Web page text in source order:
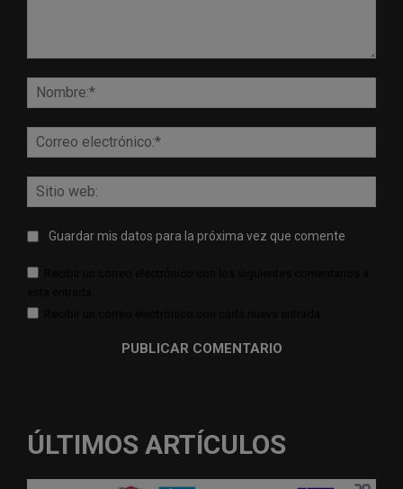
Guardar mis datos para la próxima vez que comente
ÚLTIMOS ARTÍCULOS